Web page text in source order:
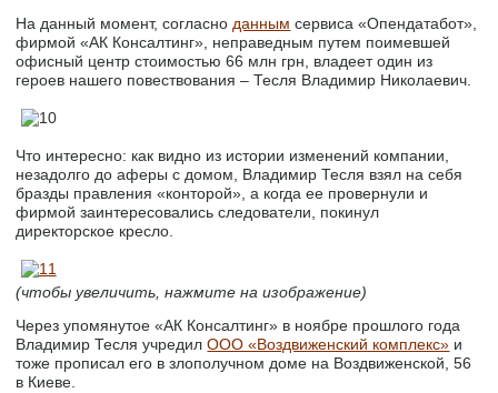
На данный момент, согласно данным сервиса «Опендатабот»,
фирмой «АК Консалтинг», неправедным путем поимевшей
офисный центр стоимостью 66 млн грн, владеет один из
героев нашего повествования – Тесля Владимир Николаевич.
Что интересно: как видно из истории изменений компании,
незадолго до аферы с домом, Владимир Тесля взял на себя
бразды правления «конторой», а когда ее провернули и
фирмой заинтересовались следователи, покинул
директорское кресло.
(чтобы увеличить, нажмите на изображение)
Через упомянутое «АК Консалтинг» в ноябре прошлого года
Владимир Тесля учредилООО «Воздвиженский комплекс» и
тоже прописал его в злополучном доме на Воздвиженской, 56
в Киеве.